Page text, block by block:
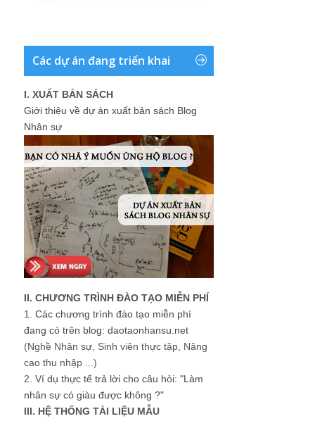
Các dự án đang triển khai
I. XUẤT BẢN SÁCH
Giới thiệu về dự án xuất bản sách Blog
Nhân sự
II. CHƯƠNG TRÌNH ĐÀO TẠO MIỄN PHÍ
1. Các chương trình đào tạo miễn phí
đang có trên blog: daotaonhansu.net
(Nghề Nhân sự, Sinh viên thực tập, Nâng
cao thu nhập ...)
2. Ví dụ thực tế trả lời cho câu hỏi: "Làm
nhân sự có giàu được không ?"
III. HỆ THỐNG TÀI LIỆU MẪU